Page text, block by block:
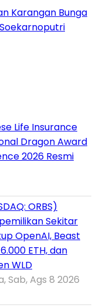
Karangan Bunga
Life Insurance
Dragon Award
2026 Resmi
ORBS)
Sekitar
OpenAI, Beast
ETH, dan
WLD
Sab, Ags 8 2026